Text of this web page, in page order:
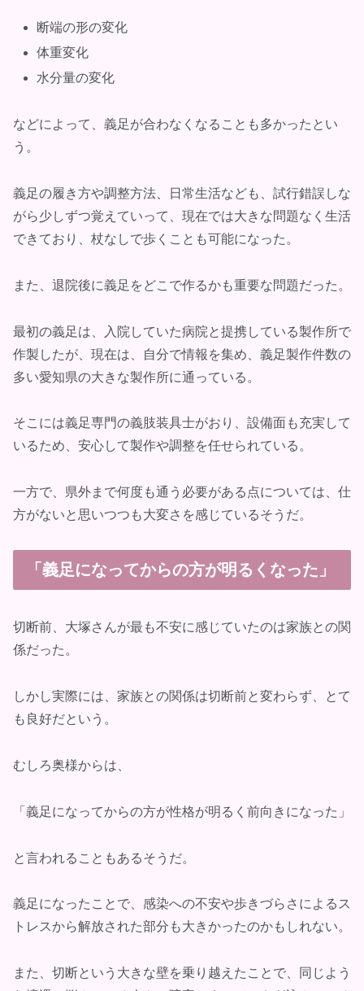
断端の形の変化
体重変化
水分量の変化
などによって、義足が合わなくなることも多かったとい
う。
義足の履き方や調整方法、日常生活なども、試行錯誤しな
がら少しずつ覚えていって、現在では大きな問題なく生活
できており、杖なしで歩くことも可能になった。
また、退院後に義足をどこで作るかも重要な問題だった。
最初の義足は、入院していた病院と提携している製作所で
作製したが、現在は、自分で情報を集め、義足製作件数の
多い愛知県の大きな製作所に通っている。
そこには義足専門の義肢装具士がおり、設備面も充実して
いるため、安心して製作や調整を任せられている。
一方で、県外まで何度も通う必要がある点については、仕
方がないと思いつつも大変さを感じているそうだ。
「義足になってからの方が明るくなった」
切断前、大塚さんが最も不安に感じていたのは家族との関
係だった。
しかし実際には、家族との関係は切断前と変わらず、とて
も良好だという。
むしろ奥様からは、
「義足になってからの方が性格が明るく前向きになった」
と言われることもあるそうだ。
義足になったことで、感染への不安や歩きづらさによるス
トレスから解放された部分も大きかったのかもしれない。
また、切断という大きな壁を乗り越えたことで、同じよう